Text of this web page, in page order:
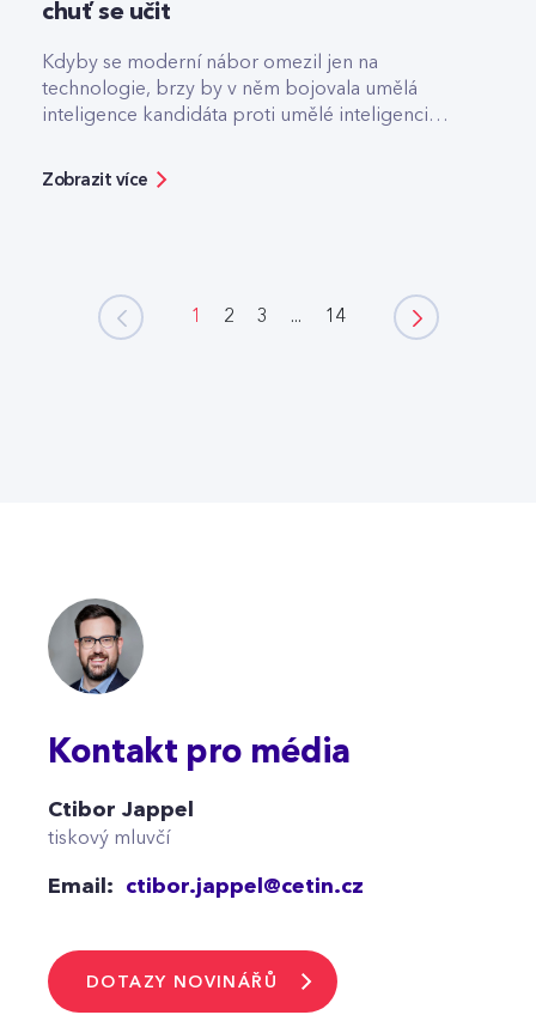
chuť se učit
Kdyby se moderní nábor omezil jen na
technologie, brzy by v něm bojovala umělá
inteligence kandidáta proti umělé inteligenci
Zobrazit více
1 2 3 ... 14
Kontakt pro média
Ctibor Jappel
tiskový mluvčí
Email: ctibor.jappel@cetin.cz
DOTAZY NOVINÁŘŮ